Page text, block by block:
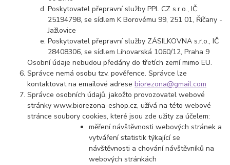
Poskytovatel přepravní služby PPL CZ s.r.o., IČ:
25194798, se sídlem K Borovému 99, 251 01, Říčany -
Jažlovice
Poskytovatel přepravní služby ZÁSILKOVNA s.r.o., IČ
28408306, se sídlem Lihovarská 1060/12, Praha 9
Osobní údaje nebudou předány do třetích zemí mimo EU.
Správce nemá osobu tzv. pověřence. Správce lze
kontaktovat na emailové adresebiorezona@gmail.com
Správce osobních údajů, jakožto provozovatel webové
stránky www.biorezona-eshop.cz, užívá na této webové
stránce soubory cookies, které jsou zde užity za účelem:
měření návštěvnosti webových stránek a
vytváření statistik týkající se
návštěvnosti a chování návštěvníků na
webových stránkách